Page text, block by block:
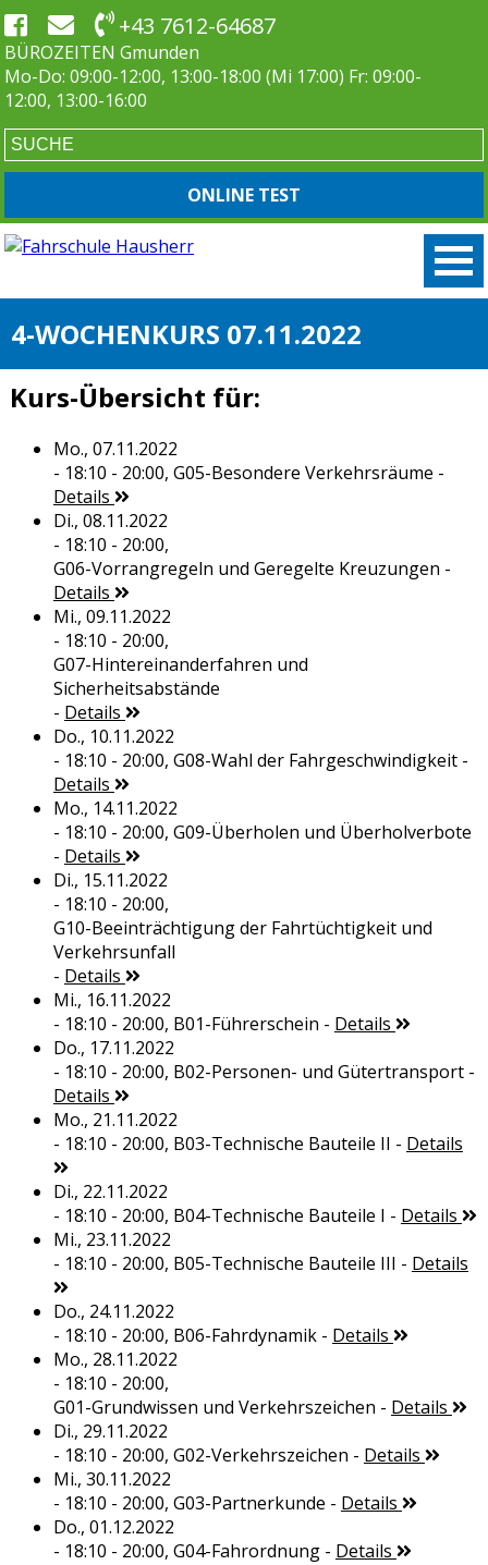
+43 7612-64687
BÜROZEITEN Gmunden
Mo-Do: 09:00-12:00, 13:00-18:00 (Mi 17:00) Fr: 09:00-
12:00, 13:00-16:00
ONLINE TEST
4-WOCHENKURS 07.11.2022
Kurs-Übersicht für:
Mo., 07.11.2022
- 18:10 - 20:00, G05-Besondere Verkehrsräume -
Details
Di., 08.11.2022
- 18:10 - 20:00,
G06-Vorrangregeln und Geregelte Kreuzungen -
Details
Mi., 09.11.2022
- 18:10 - 20:00,
G07-Hintereinanderfahren und
Sicherheitsabstände
- Details
Do., 10.11.2022
- 18:10 - 20:00, G08-Wahl der Fahrgeschwindigkeit-
Details
Mo., 14.11.2022
- 18:10 - 20:00, G09-Überholen und Überholverbote
- Details
Di., 15.11.2022
- 18:10 - 20:00,
G10-Beeinträchtigung der Fahrtüchtigkeit und
Verkehrsunfall
- Details
Mi., 16.11.2022
- 18:10 - 20:00, B01-Führerschein - Details
Do., 17.11.2022
- 18:10 - 20:00, B02-Personen- und Gütertransport-
Details
Mo., 21.11.2022
- 18:10 - 20:00, B03-Technische Bauteile II - Details
Di., 22.11.2022
- 18:10 - 20:00, B04-Technische Bauteile I - Details
Mi., 23.11.2022
- 18:10 - 20:00, B05-Technische Bauteile III - Details
Do., 24.11.2022
- 18:10 - 20:00, B06-Fahrdynamik- Details
Mo., 28.11.2022
- 18:10 - 20:00,
G01-Grundwissen und Verkehrszeichen - Details
Di., 29.11.2022
- 18:10 - 20:00, G02-Verkehrszeichen - Details
Mi., 30.11.2022
- 18:10 - 20:00, G03-Partnerkunde - Details
Do., 01.12.2022
- 18:10 - 20:00, G04-Fahrordnung- Details